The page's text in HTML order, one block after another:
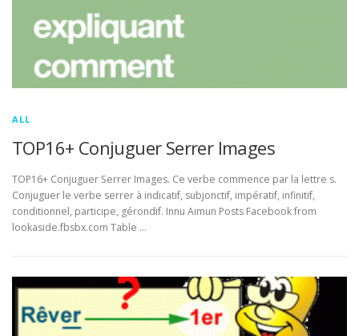
ALL
TOP16+ Conjuguer Serrer Images
TOP16+ Conjuguer Serrer Images. Ce verbe commence par la lettre s.
Conjuguer le verbe serrer à indicatif, subjonctif, impératif, infinitif,
conditionnel, participe, gérondif. Innu Aimun Posts Facebook from
lookaside.fbsbx.com Table …